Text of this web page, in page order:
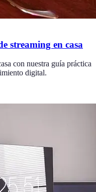
streaming en casa
con nuestra guía práctica
digital.